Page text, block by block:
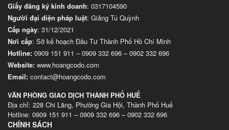
Giấy đăng ký kinh doanh: 0317104590
Người đại diện pháp luật: Giảng Tú Quỳnh
Cấp ngày: 31/12/2021
Nơi cấp: Sở kế hoạch Đầu Tư Thành Phố Hồ Chí Minh
Hotline: 0909 151 911 –0909 332 696 –0902 332 696
Website: www.hoangcodo.com
Email: contact@hoangcodo.com
VĂN PHÒNG GIAO DỊCH THÀNH PHỐ HUẾ
Địa chỉ: 228 Chi Lăng, Phường Gia Hội, Thành Phố Huế
Hotline: 0909 151 911 – 0909 332 696 – 0902 332 696
CHÍNH SÁCH